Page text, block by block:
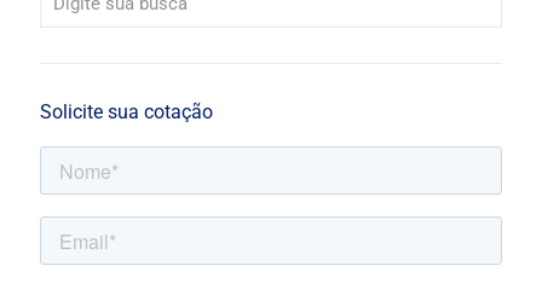
Solicite sua cotação